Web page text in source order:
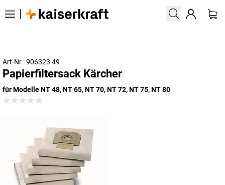
Art-Nr.: 906323 49
Papierfiltersack Kärcher
für Modelle NT 48, NT 65, NT 70, NT 72, NT 75, NT 80